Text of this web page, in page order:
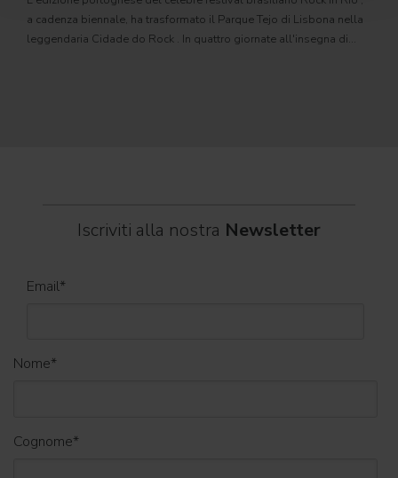
a cadenza biennale, ha trasformato il Parque Tejo di Lisbona nella
leggendaria Cidade do Rock . In quattro giornate all'insegna di
Iscriviti alla nostra Newsletter
Email*
Nome*
Cognome*